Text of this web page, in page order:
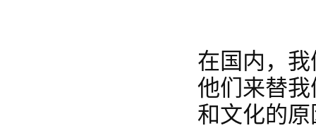
在国内，
他们来替
和文化的